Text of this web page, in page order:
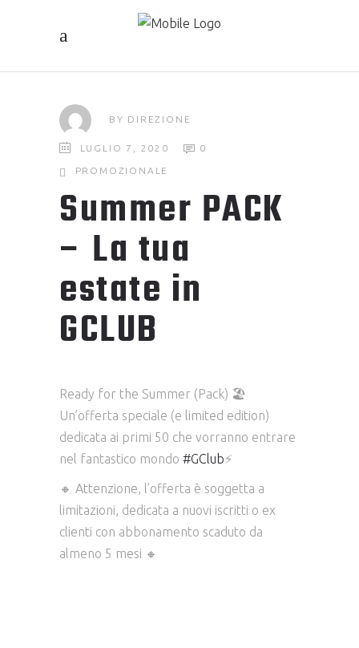
BY DIREZIONE
LUGLIO 7, 2020 0
PROMOZIONALE
Summer PACK
– La tua
estate in
GCLUB
Ready for the Summer (Pack) 🏖️
Un’offerta speciale (e limited edition)
dedicata ai primi 50 che vorranno entrare
nel fantastico mondo #GClub⚡
🔸 Attenzione, l’offerta è soggetta a
limitazioni, dedicata a nuovi iscritti o ex
clienti con abbonamento scaduto da
almeno 5 mesi 🔸